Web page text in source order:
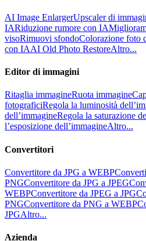
AI Image EnlargerUpscaler di
IARiduzione rumore con IA
visoRimuovi sfondoColorazione foto
con IAAI Old Photo RestoreAltro...
Editor di immagini
Ritaglia immagineRuota immagine
fotograficiRegola la luminosità
dell’immagineRegola la saturazione
l’esposizione dell’immagineAltro...
Convertitori
Convertitore da JPG a WEBP
PNGConvertitore da JPG a JPEG
WEBPConvertitore da JPEG a JPG
PNGConvertitore da PNG a WEBP
JPGAltro...
Azienda